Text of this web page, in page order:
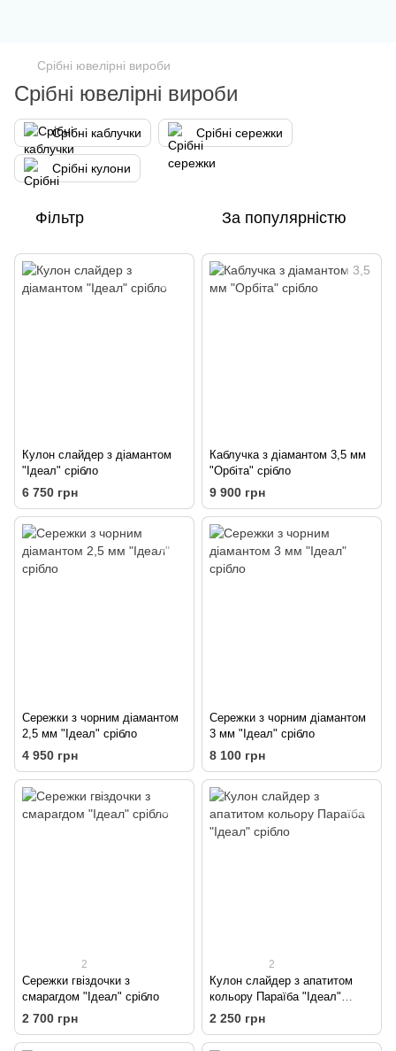
Срібні ювелірні вироби
Срібні ювелірні вироби
Срібні каблучки Срібні сережки
Срібні кулони
Фільтр За популярністю
Кулон слайдер з діамантом
"Ідеал" срібло
6 750 грн
Каблучка з діамантом 3,5 мм
"Орбіта" срібло
9 900 грн
Сережки з чорним діамантом
2,5 мм "Ідеал" срібло
4 950 грн
Сережки з чорним діамантом
3 мм "Ідеал" срібло
8 100 грн
2
Сережки гвіздочки з
смарагдом "Ідеал" срібло
2 700 грн
2
Кулон слайдер з апатитом
кольору Параїба "Ідеал"
срібло
2 250 грн